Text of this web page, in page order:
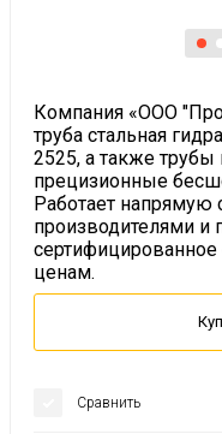
Компания «ООО
труба стальная
2525, а также трубы
прецизионные
Работает напрямую
производителями и
ценам.
Сравнить